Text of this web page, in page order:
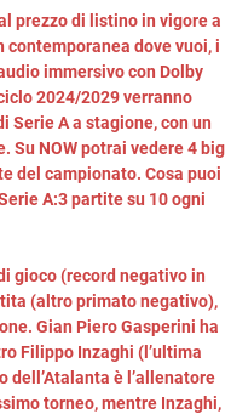
prezzo di listino in vigore a
dove vuoi, i
immersivo con Dolby
2024/2029 verranno
Serie A a stagione, con un
NOW potrai vedere 4 big
del campionato. Cosa puoi
A:3 partite su 10 ogni
gioco (record negativo in
(altro primato negativo),
Gian Piero Gasperini ha
Filippo Inzaghi (l’ultima
dell’Atalanta è l’allenatore
torneo, mentre Inzaghi,